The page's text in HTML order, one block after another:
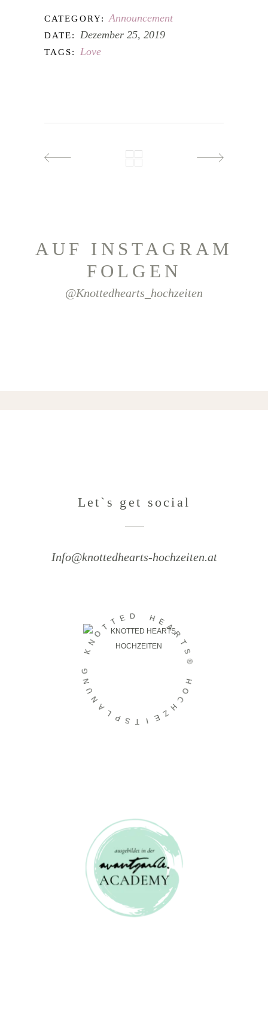
CATEGORY: Announcement
DATE: Dezember 25, 2019
TAGS: Love
AUF INSTAGRAM
FOLGEN
@knottedhearts_hochzeiten
Let`s get social
Info@knottedhearts-hochzeiten.at
K
N
O
T
T E D H E
A
R
T
S
®
H
O
C
H
Z
E
T
S
P
L
A
N
U
N
G